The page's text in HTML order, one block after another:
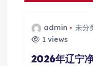
admin 未分
1 views
2026年辽宁